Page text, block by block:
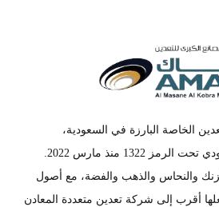
الخاصة البارزة في السعودية،
والمدرجة في السوق السعودي تحت الرمز 1322 منذ مارس 2022.
والنحاس والذهب والفضة، مع أصول
أقرب إلى شركة تعدين متعددة المعادن